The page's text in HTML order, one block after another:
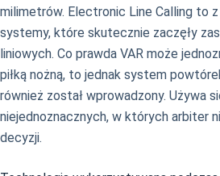
milimetrów. Electronic Line Calling to
systemy, które skutecznie zaczęły
liniowych. Co prawda VAR może
piłką nożną, to jednak system
również został wprowadzony. Używa
niejednoznacznych, w których arbiter
decyzji.